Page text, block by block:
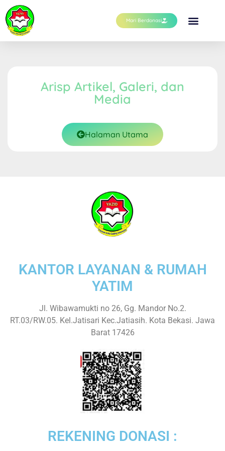
Mari Berdonasi
Arisp Artikel, Galeri, dan
Media
Halaman Utama
KANTOR LAYANAN & RUMAH
YATIM
Jl. Wibawamukti no 26, Gg. Mandor No.2.
RT.03/RW.05. Kel.Jatisari Kec.Jatiasih. Kota Bekasi. Jawa
Barat 17426
REKENING DONASI :